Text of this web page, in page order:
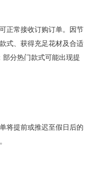
正常接收订购订单。因节
式、获得充足花材及合适
部分热门款式可能出现提
将提前或推迟至假日后的